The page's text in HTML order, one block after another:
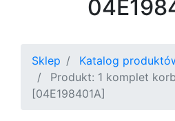
Sklep
Katalog
Produkt: 1 komplet
[04E198401A]